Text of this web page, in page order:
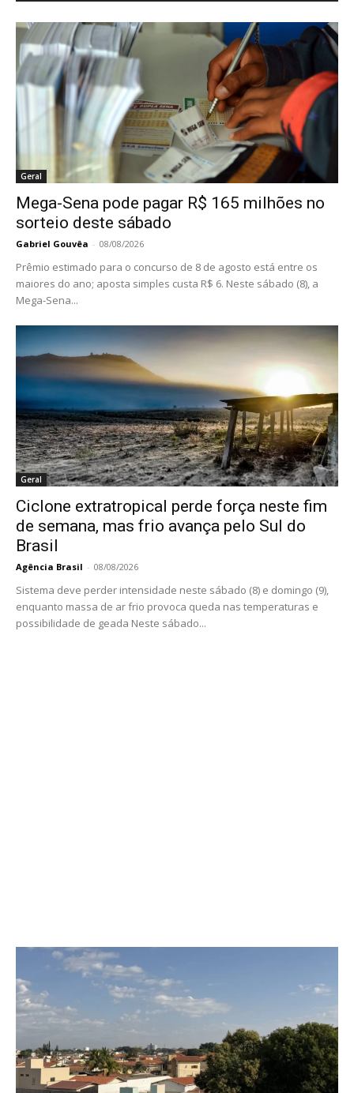
Geral
Mega-Sena pode pagar R$ 165 milhões no
sorteio deste sábado
Gabriel Gouvêa - 08/08/2026
Prêmio estimado para o concurso de 8 de agosto está entre os
maiores do ano; aposta simples custa R$ 6. Neste sábado (8), a
Mega-Sena...
Geral
Ciclone extratropical perde força neste fim
de semana, mas frio avança pelo Sul do
Brasil
Agência Brasil - 08/08/2026
Sistema deve perder intensidade neste sábado (8) e domingo (9),
enquanto massa de ar frio provoca queda nas temperaturas e
possibilidade de geada Neste sábado...